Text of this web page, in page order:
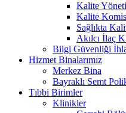
Kalite
Kalite
Sağlıkta
Akılcı İlaç
Bilgi Güvenliği
Hizmet Binalarımız
Merkez Bina
Bayraklı Semt
Tıbbi Birimler
Klinikler